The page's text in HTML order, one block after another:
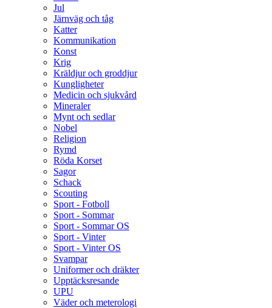
Jul
Järnväg och tåg
Katter
Kommunikation
Konst
Krig
Kräldjur och groddjur
Kungligheter
Medicin och sjukvård
Mineraler
Mynt och sedlar
Nobel
Religion
Rymd
Röda Korset
Sagor
Schack
Scouting
Sport - Fotboll
Sport - Sommar
Sport - Sommar OS
Sport - Vinter
Sport - Vinter OS
Svampar
Uniformer och dräkter
Upptäcksresande
UPU
Väder och meterologi